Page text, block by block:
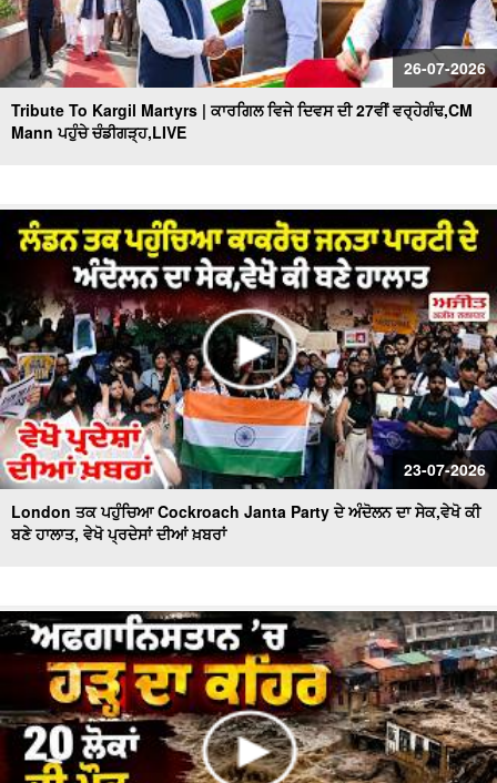
26-07-2026
Tribute To Kargil Martyrs | ਕਾਰਗਿਲ ਵਿਜੇ ਦਿਵਸ ਦੀ 27ਵੀਂ ਵਰ੍ਹੇਗੰਢ,CM
Mann ਪਹੁੰਚੇ ਚੰਡੀਗੜ੍ਹ,LIVE
23-07-2026
London ਤਕ ਪਹੁੰਚਿਆ Cockroach Janta Party ਦੇ ਅੰਦੋਲਨ ਦਾ ਸੇਕ,ਵੇਖੋ ਕੀ
ਬਣੇ ਹਾਲਾਤ, ਵੇਖੋ ਪ੍ਰਦੇਸਾਂ ਦੀਆਂ ਖ਼ਬਰਾਂ